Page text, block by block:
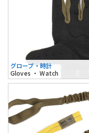
グローブ・時計
Gloves ・ Watch